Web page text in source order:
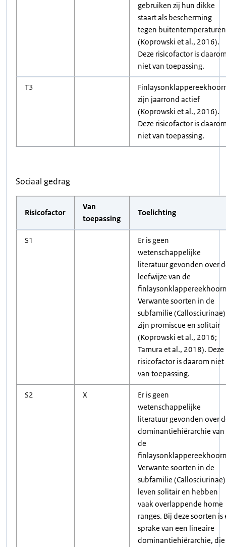
gebruiken zij hun dikke
staart als bescherming
tegen buitentemperaturen
(Koprowski et al., 2016).
Deze risicofactor is
niet van toepassing.
T3
zijn jaarrond actief
(Koprowski et al., 2016).
Deze risicofactor is
niet van toepassing.
Sociaal gedrag
Risicofactor
Van
toepassing
Toelichting
S1
Er is geen
wetenschappelijke
literatuur gevonden over
leefwijze van de
Verwante soorten in de
subfamilie (Callosciurinae)
zijn promiscue en solitair
(Koprowski et al., 2016;
Tamura et al., 2018). Deze
risicofactor is daarom niet
van toepassing.
S2 X
Er is geen
wetenschappelijke
literatuur gevonden over
dominantiehiërarchie van
de
Verwante soorten in de
subfamilie (Callosciurinae)
leven solitair en hebben
vaak overlappende home
ranges. Bij deze soorten is
sprake van een lineaire
dominantiehiërarchie, die